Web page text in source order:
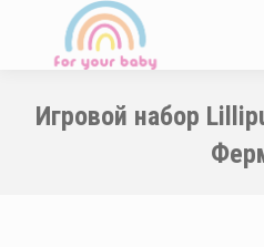
Игровой набор